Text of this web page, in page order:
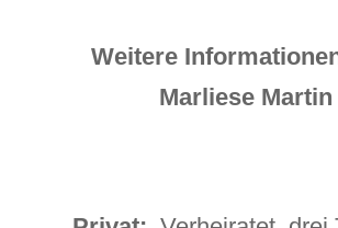
Weitere
Marliese Martin